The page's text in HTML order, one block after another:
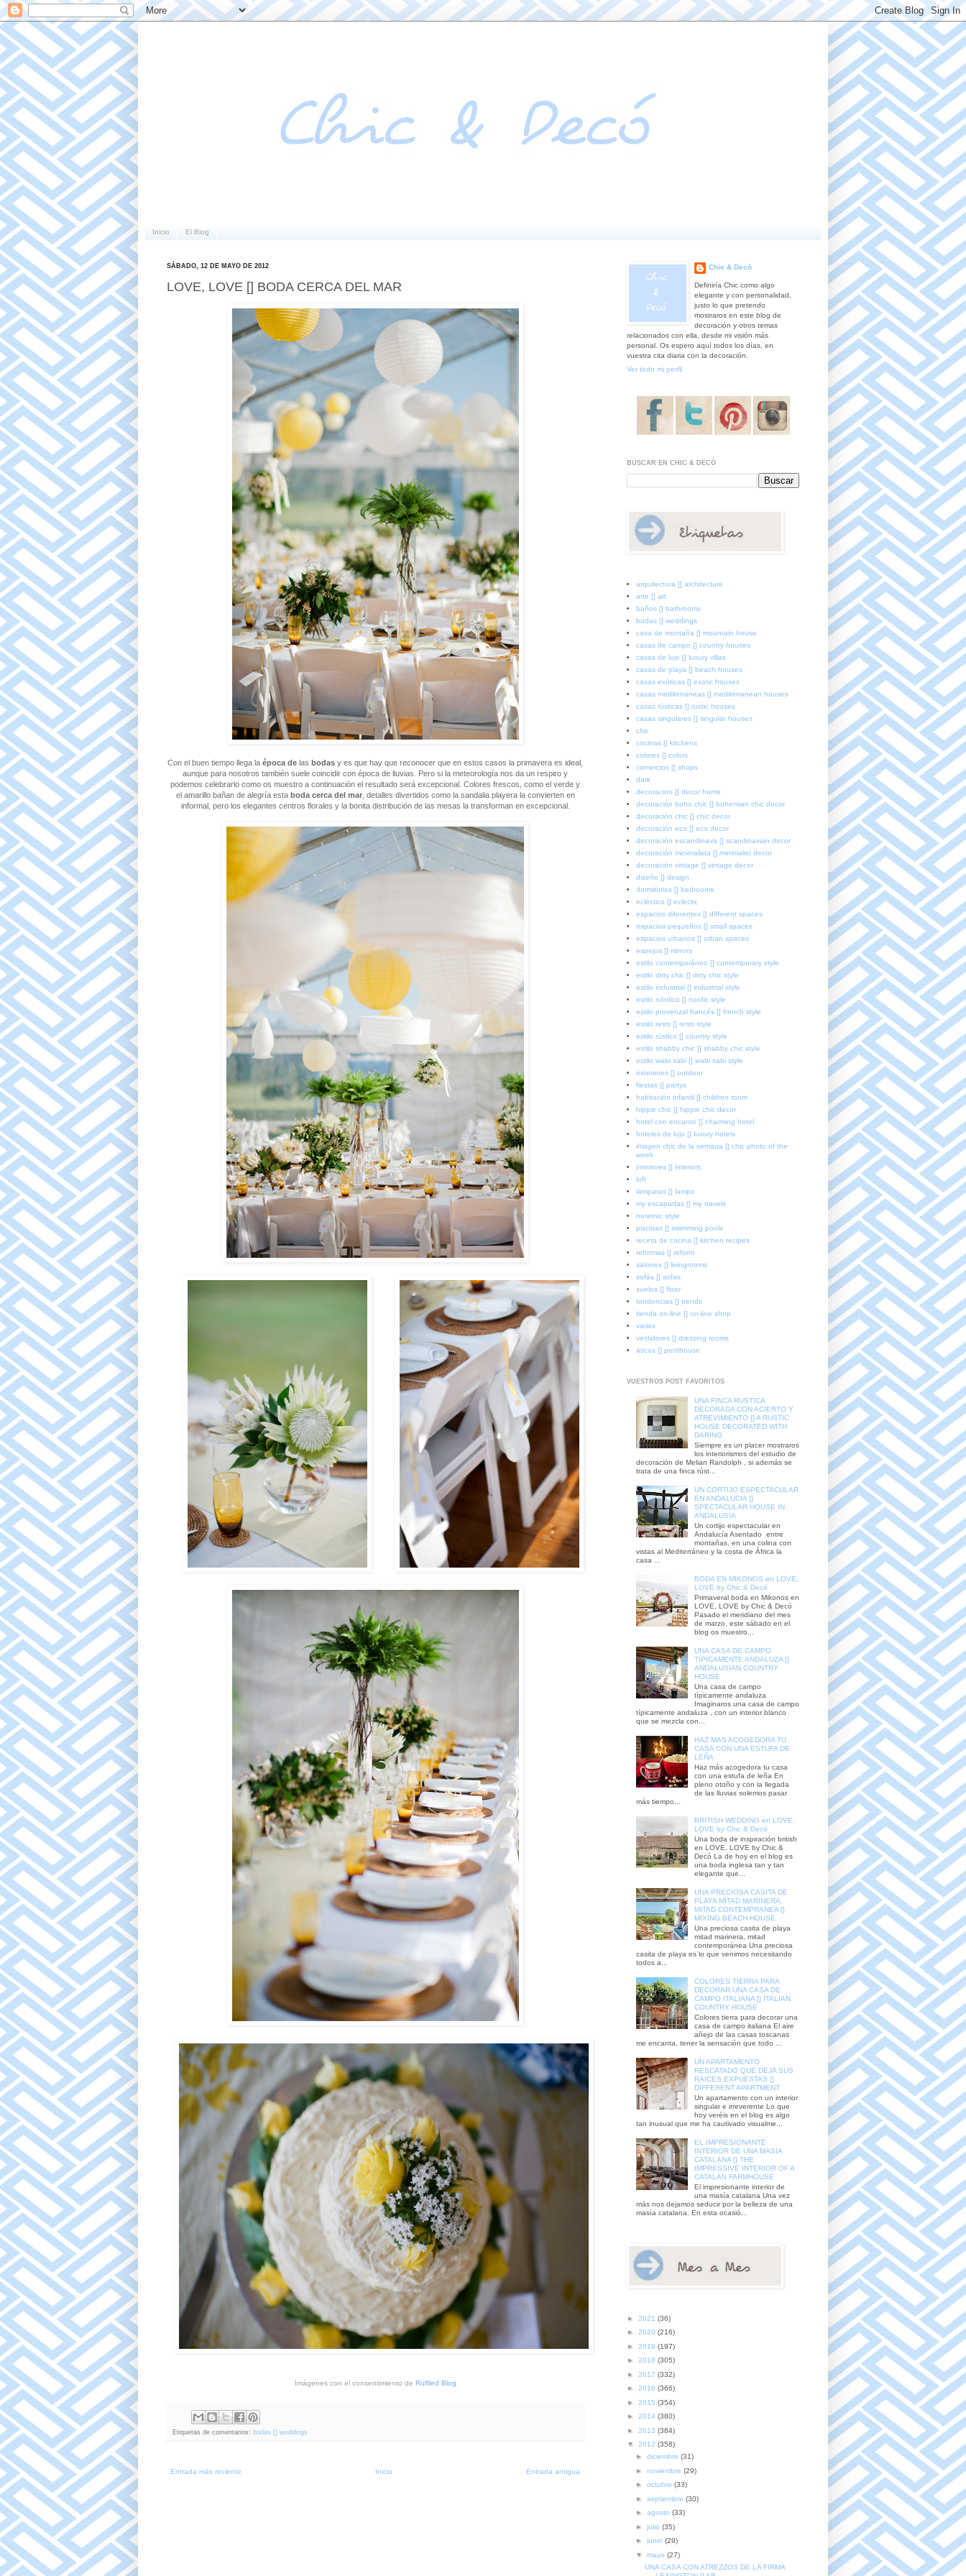
Inicio El Blog
SÁBADO, 12 DE MAYO DE 2012
LOVE, LOVE [] BODA CERCA DEL MAR
Con el buen tiempo llega la época de las bodas y es que hay que reconocer que en estos casos la primavera es ideal,
aunque para nosotros también suele coincidir con época de lluvias. Pero si la meteorología nos da un respiro y
podemos celebrarlo como os muestro a continuación el resultado será excepcional. Colores frescos, como el verde y
el amarillo bañan de alegría esta boda cerca del mar, detalles divertidos como la sandalia playera la convierten en
informal, pero los elegantes centros florales y la bonita distribución de las mesas la transforman en excepcional.
Imágenes con el consentimiento de Ruffled Blog
Etiquetas de comentarios: bodas [] weddings
Entrada más reciente Entrada antigua
Inicio
Chic & Decó
Definiría Chic como algo
elegante y con personalidad,
justo lo que pretendo
mostraros en este blog de
decoración y otros temas
relacionados con ella, desde mi visión más
personal. Os espero aquí todos los días, en
vuestra cita diaria con la decoración.
Ver todo mi perfil
BUSCAR EN CHIC & DECÓ
arquitectura [] architecture
arte [] art
baños [] bathrooms
bodas [] weddings
casa de montaña [] mountain house
casas de campo [] country houses
casas de lujo [] luxury villas
casas de playa [] beach houses
casas exóticas [] exotic houses
casas mediterráneas [] mediterranean houses
casas rústicas [] rustic houses
casas singulares [] singular houses
chic
cocinas [] kitchens
colores [] colors
comercios [] shops
dark
decoracion [] decor home
decoración boho chic [] bohemian chic decor
decoración chic [] chic decor
decoración eco [] eco decor
decoración escandinava [] scandinavian decor
decoración minimalista [] minimalist decor
decoración vintage [] vintage decor
diseño [] design
dormitorios [] bedrooms
ecléctico [] eclectic
espacios diferentes [] different spaces
espacios pequeños [] small spaces
espacios urbanos [] urban spaces
espejos [] mirrors
estilo contemporáneo [] contemporary style
estilo dirty chic [] dirty chic style
estilo industrial [] industrial style
estilo nórdico [] nordic style
estilo provenzal francés [] french style
estilo retro [] retro style
estilo rústico [] country style
estilo shabby chic [] shabby chic style
estilo wabi sabi [] wabi sabi style
exteriores [] outdoor
fiestas [] partys
habitación infantil [] children room
hippie chic [] hippie chic decor
hotel con encanto [] charming hotel
hoteles de lujo [] luxury hotels
imagen chic de la semana [] chic photo of the
week
interiores [] interiors
loft
lámparas [] lamps
my escapadas [] my travels
noretnic style
piscinas [] swimming pools
receta de cocina [] kitchen recipes
reformas [] reform
salones [] livingrooms
sofás [] sofas
suelos [] floor
tendencias [] trends
tienda on-line [] on-line shop
varios
vestidores [] dressing rooms
áticos [] penthouse
VUESTROS POST FAVORITOS
UNA FINCA RUSTICA
DECORADA CON ACIERTO Y
ATREVIMIENTO [] A RUSTIC
HOUSE DECORATED WITH
DARING
Siempre es un placer mostraros
los interiorismos del estudio de
decoración de Melian Randolph , si además se
trata de una finca rúst...
UN CORTIJO ESPECTACULAR
EN ANDALUCIA []
SPECTACULAR HOUSE IN
ANDALUSIA
Un cortijo espectacular en
Andalucía Asentado entre
montañas, en una colina con
vistas al Mediterráneo y la costa de África la
casa ...
BODA EN MIKONOS en LOVE,
LOVE by Chic & Decó
Primaveral boda en Mikonos en
LOVE, LOVE by Chic & Decó
Pasado el meridiano del mes
de marzo, este sábado en el
blog os muestro...
UNA CASA DE CAMPO
TIPICAMENTE ANDALUZA []
ANDALUSIAN COUNTRY
HOUSE
Una casa de campo
típicamente andaluza
Imaginaros una casa de campo
típicamente andaluza , con un interior blanco
que se mezcla con...
HAZ MAS ACOGEDORA TU
CASA CON UNA ESTUFA DE
LEÑA
Haz más acogedora tu casa
con una estufa de leña En
pleno otoño y con la llegada
de las lluvias solemos pasar
más tiempo...
BRITISH WEDDING en LOVE,
LOVE by Chic & Decó
Una boda de inspiración british
en LOVE, LOVE by Chic &
Decó La de hoy en el blog es
una boda inglesa tan y tan
elegante que...
UNA PRECIOSA CASITA DE
PLAYA MITAD MARINERA,
MITAD CONTEMPRANEA []
MIXING BEACH HOUSE
Una preciosa casita de playa
mitad marinera, mitad
contemporánea Una preciosa
casita de playa es lo que venimos necesitando
todos a...
COLORES TIERRA PARA
DECORAR UNA CASA DE
CAMPO ITALIANA [] ITALIAN
COUNTRY HOUSE
Colores tierra para decorar una
casa de campo italiana El aire
añejo de las casas toscanas
me encanta, tener la sensación que todo ...
UN APARTAMENTO
RESCATADO QUE DEJA SUS
RAICES EXPUESTAS []
DIFFERENT APARTMENT
Un apartamento con un interior
singular e irreverente Lo que
hoy veréis en el blog es algo
tan inusual que me ha cautivado visualme...
EL IMPRESIONANTE
INTERIOR DE UNA MASIA
CATALANA [] THE
IMPRESSIVE INTERIOR OF A
CATALAN FARMHOUSE
El impresionante interior de
una masía catalana Una vez
más nos dejamos seducir por la belleza de una
masía catalana. En esta ocasió...
► 2021 (36)
► 2020 (216)
► 2019 (197)
► 2018 (305)
► 2017 (332)
► 2016 (366)
► 2015 (354)
► 2014 (380)
► 2013 (384)
▼ 2012 (358)
► diciembre (31)
► noviembre (29)
► octubre (33)
► septiembre (30)
► agosto (33)
► julio (35)
► junio (29)
▼ mayo (27)
UNA CASA CON ATREZZOS DE LA FIRMA